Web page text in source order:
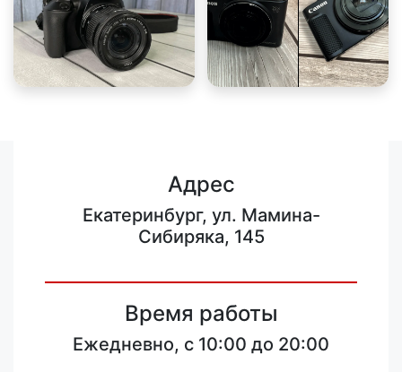
Адрес
Екатеринбург, ул. Мамина-
Сибиряка, 145
Время работы
Ежедневно, с 10:00 до 20:00